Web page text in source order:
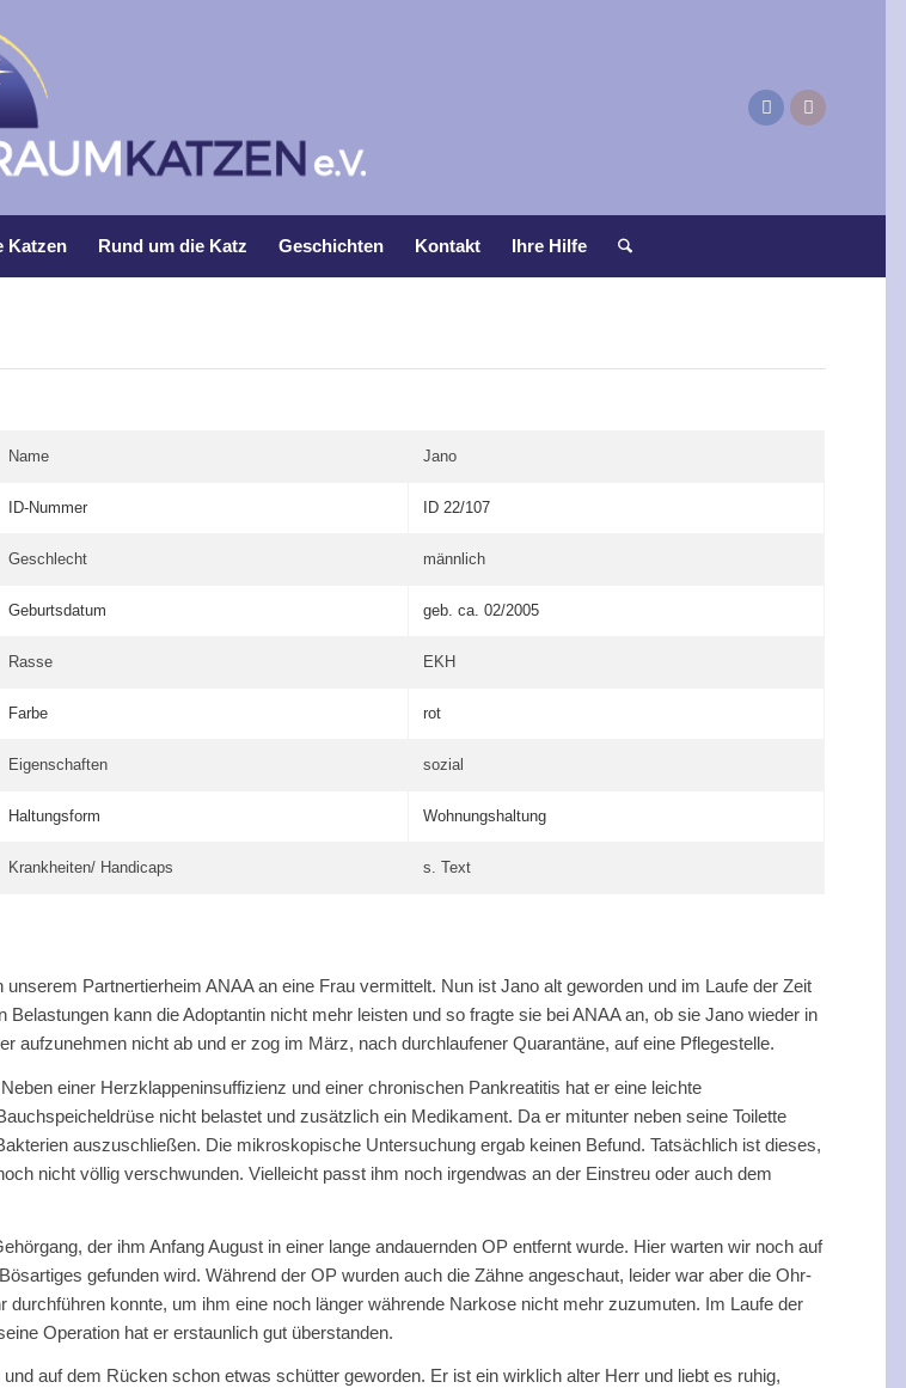
Katzen Rund um die Katz Geschichten Kontakt Ihre Hilfe
Name Jano
ID-Nummer ID 22/107
Geschlecht männlich
Geburtsdatum geb. ca. 02/2005
Rasse EKH
Farbe rot
Eigenschaften sozial
Haltungsform Wohnungshaltung
Krankheiten/ Handicaps s. Text
Partnertierheim ANAA an eine Frau vermittelt. Nun ist Jano alt geworden und im Laufe der Zeit
kann die Adoptantin nicht mehr leisten und so fragte sie bei ANAA an, ob sie Jano wieder in
aufzunehmen nicht ab und er zog im März, nach durchlaufener Quarantäne, auf eine Pflegestelle.
einer Herzklappeninsuffizienz und einer chronischen Pankreatitis hat er eine leichte
nicht belastet und zusätzlich ein Medikament. Da er mitunter neben seine Toilette
auszuschließen. Die mikroskopische Untersuchung ergab keinen Befund. Tatsächlich ist dieses,
nicht völlig verschwunden. Vielleicht passt ihm noch irgendwas an der Einstreu oder auch dem
der ihm Anfang August in einer lange andauernden OP entfernt wurde. Hier warten wir noch auf
gefunden wird. Während der OP wurden auch die Zähne angeschaut, leider war aber die Ohr-
konnte, um ihm eine noch länger währende Narkose nicht mehr zuzumuten. Im Laufe der
Operation hat er erstaunlich gut überstanden.
auf dem Rücken schon etwas schütter geworden. Er ist ein wirklich alter Herr und liebt es ruhig,